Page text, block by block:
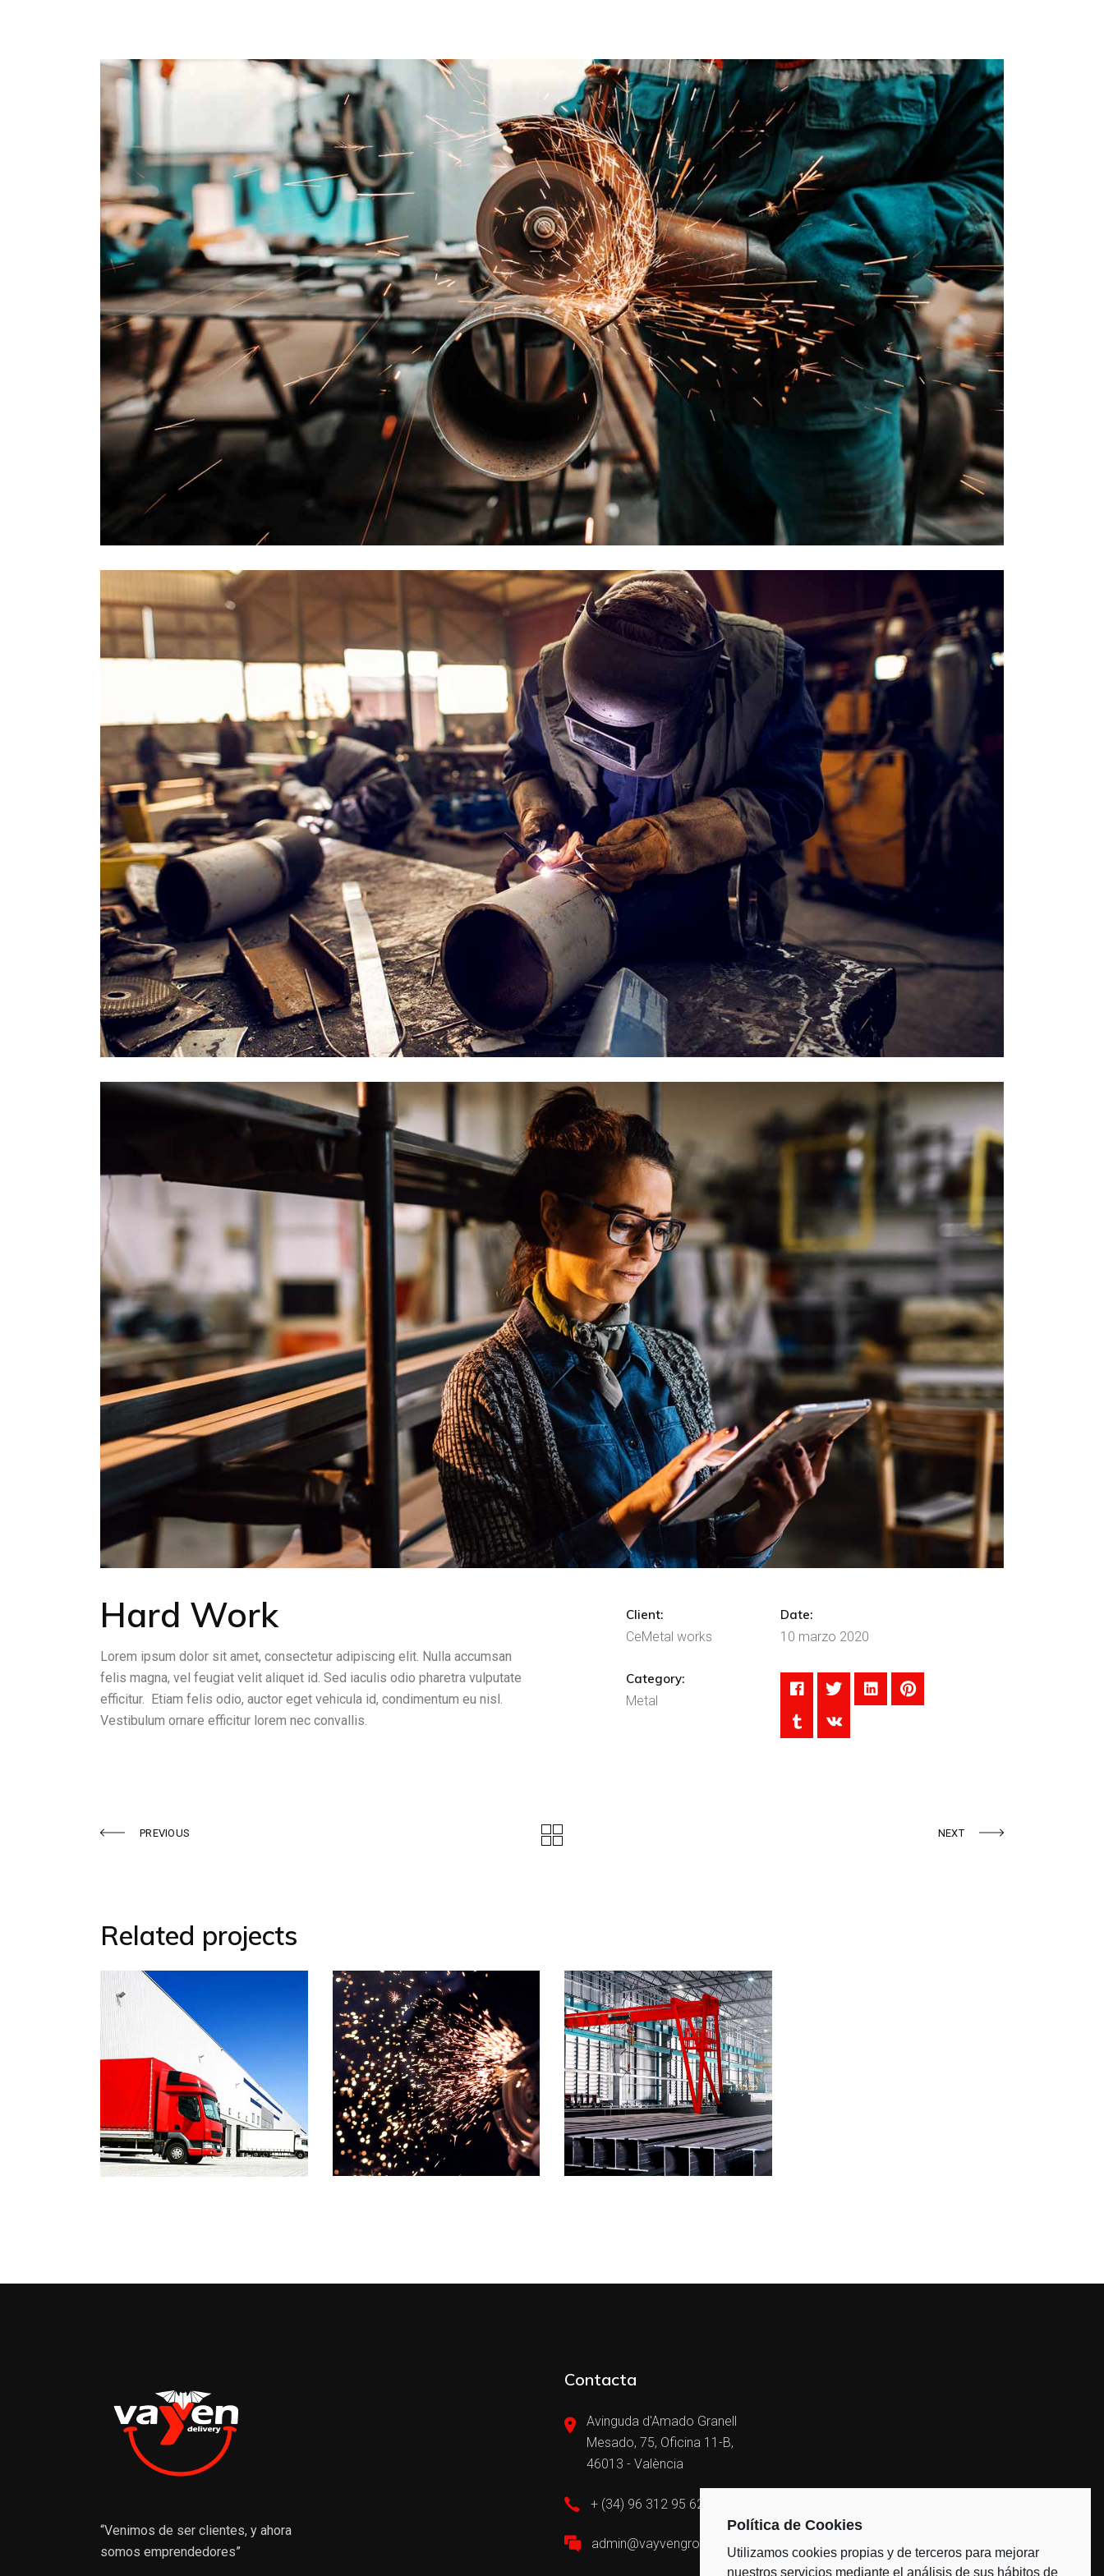
Política de Cookies
Utilizamos cookies propias y de terceros para mejorar
nuestros servicios mediante el análisis de sus hábitos de
Hard Work
Lorem ipsum dolor sit amet, consectetur adipiscing elit. Nulla accumsan
felis magna, vel feugiat velit aliquet id. Sed iaculis odio pharetra vulputate
efficitur. Etiam felis odio, auctor eget vehicula id, condimentum eu nisl.
Vestibulum ornare efficitur lorem nec convallis.
Client:
CeMetal works
Date:
10 marzo 2020
Category:
Metal
PREVIOUS NEXT
Related projects
“Venimos de ser clientes, y ahora
somos emprendedores”
Contacta
Avinguda d'Amado Granell
Mesado, 75, Oficina 11-B,
46013 - València
+ (34) 96 312 95 62
admin@vayvengroup.com